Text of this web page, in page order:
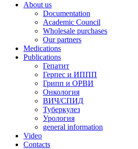
About us
Documentation
Academic Council
Wholesale purchases
Our partners
Medications
Publications
Гепатит
Герпес и ИППП
Грипп и ОРВИ
Онкология
ВИЧ/СПИД
Туберкулез
Урология
general information
Video
Contacts